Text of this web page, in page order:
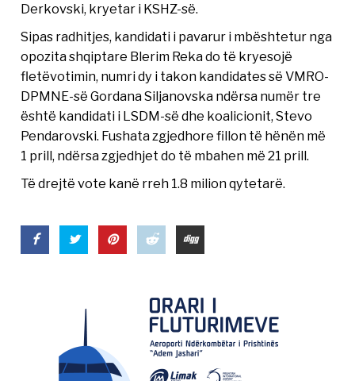
Derkovski, kryetar i KSHZ-së.
Sipas radhitjes, kandidati i pavarur i mbështetur nga
opozita shqiptare Blerim Reka do të kryesojë
fletëvotimin, numri dy i takon kandidates së VMRO-
DPMNE-së Gordana Siljanovska ndërsa numër tre
është kandidati i LSDM-së dhe koalicionit, Stevo
Pendarovski. Fushata zgjedhore fillon të hënën më
1 prill, ndërsa zgjedhjet do të mbahen më 21 prill.
Të drejtë vote kanë rreh 1.8 milion qytetarë.